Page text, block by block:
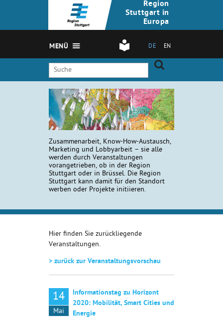
Region
Stuttgart in
Europa
DE EN
MENÜ
Zusammenarbeit, Know-How-Austausch,
Marketing und Lobbyarbeit – sie alle
werden durch Veranstaltungen
vorangetrieben, ob in der Region
Stuttgart oder in Brüssel. Die Region
Stuttgart kann damit für den Standort
werben oder Projekte initiieren.
Hier finden Sie zurückliegende
Veranstaltungen.
> zurück zur Veranstaltungsvorschau
14
Mai
Informationstag zu Horizont
2020: Mobilität, Smart Cities und
Energie